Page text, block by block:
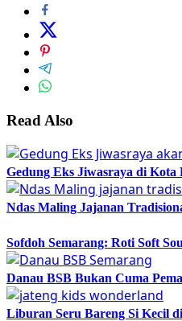
Read Also
Gedung Eks Jiwasraya di
Ndas Maling Jajanan
Sofdoh Semarang: Roti Soft
Danau BSB Bukan Cuma
Liburan Seru Bareng Si Kecil